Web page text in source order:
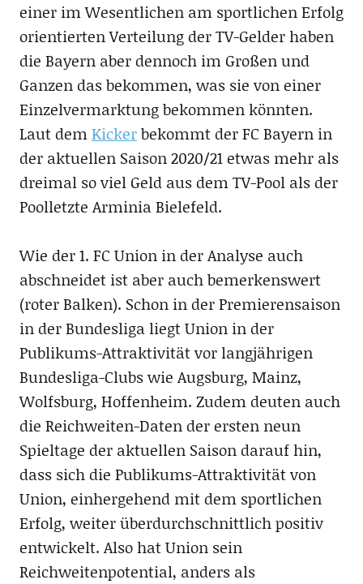
einer im Wesentlichen am sportlichen Erfolg
orientierten Verteilung der TV-Gelder haben
die Bayern aber dennoch im Großen und
Ganzen das bekommen, was sie von einer
Einzelvermarktung bekommen könnten.
Laut demKickerbekommt der FC Bayern in
der aktuellen Saison 2020/21 etwas mehr als
dreimal so viel Geld aus dem TV-Pool als der
Poolletzte Arminia Bielefeld.
Wie der 1. FC Union in der Analyse auch
abschneidet ist aber auch bemerkenswert
(roter Balken). Schon in der Premierensaison
in der Bundesliga liegt Union in der
Publikums-Attraktivität vor langjährigen
Bundesliga-Clubs wie Augsburg, Mainz,
Wolfsburg, Hoffenheim. Zudem deuten auch
die Reichweiten-Daten der ersten neun
Spieltage der aktuellen Saison darauf hin,
dass sich die Publikums-Attraktivität von
Union, einhergehend mit dem sportlichen
Erfolg, weiter überdurchschnittlich positiv
entwickelt. Also hat Union sein
Reichweitenpotential, anders als